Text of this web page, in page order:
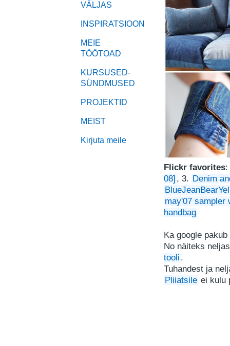
VÄLJAS
INSPIRATSIOON
MEIE
TÖÖTOAD
KURSUSED-
SÜNDMUSED
PROJEKTID
MEIST
Kirjuta meile
Flickr favorites
08] , 3. Denim
may'07 sampler
handbag
Ka google pakub
No näiteks
tooli .
Tuhandest ja
Pliiatsile ei kulu